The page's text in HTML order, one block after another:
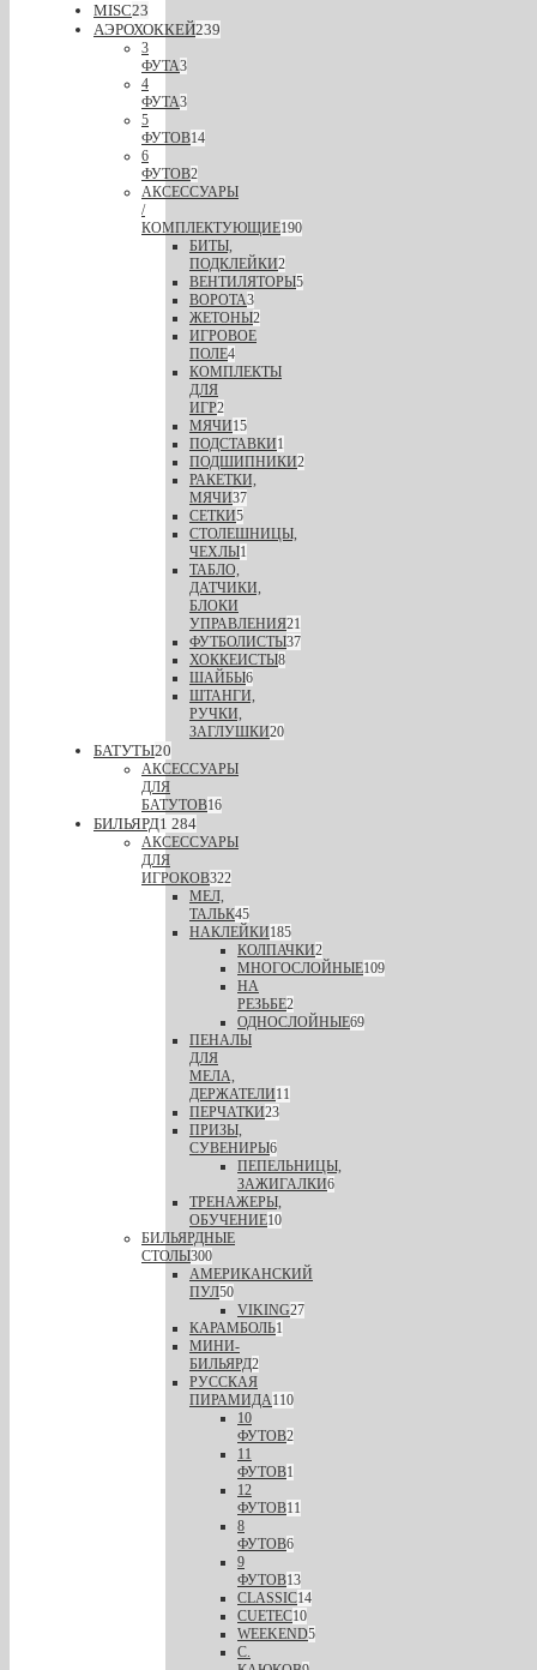
MISC23
АЭРОХОККЕЙ239
3
ФУТА3
4
ФУТА3
5
ФУТОВ14
6
ФУТОВ2
АКСЕССУАРЫ
/
КОМПЛЕКТУЮЩИЕ190
БИТЫ,
ПОДКЛЕЙКИ2
ВЕНТИЛЯТОРЫ5
ВОРОТА3
ЖЕТОНЫ2
ИГРОВОЕ
ПОЛЕ4
КОМПЛЕКТЫ
ДЛЯ
ИГР2
МЯЧИ15
ПОДСТАВКИ1
ПОДШИПНИКИ2
РАКЕТКИ,
МЯЧИ37
СЕТКИ5
СТОЛЕШНИЦЫ,
ЧЕХЛЫ1
ТАБЛО,
ДАТЧИКИ,
БЛОКИ
УПРАВЛЕНИЯ21
ФУТБОЛИСТЫ37
ХОККЕИСТЫ8
ШАЙБЫ6
ШТАНГИ,
РУЧКИ,
ЗАГЛУШКИ20
БАТУТЫ20
АКСЕССУАРЫ
ДЛЯ
БАТУТОВ16
БИЛЬЯРД1 284
АКСЕССУАРЫ
ДЛЯ
ИГРОКОВ322
МЕЛ,
ТАЛЬК45
НАКЛЕЙКИ185
КОЛПАЧКИ2
МНОГОСЛОЙНЫЕ109
НА
РЕЗЬБЕ2
ОДНОСЛОЙНЫЕ69
ПЕНАЛЫ
ДЛЯ
МЕЛА,
ДЕРЖАТЕЛИ11
ПЕРЧАТКИ23
ПРИЗЫ,
СУВЕНИРЫ6
ПЕПЕЛЬНИЦЫ,
ЗАЖИГАЛКИ6
ТРЕНАЖЕРЫ,
ОБУЧЕНИЕ10
БИЛЬЯРДНЫЕ
СТОЛЫ300
АМЕРИКАНСКИЙ
ПУЛ50
VIKING27
КАРАМБОЛЬ1
МИНИ-
БИЛЬЯРД2
РУССКАЯ
ПИРАМИДА110
10
ФУТОВ2
11
ФУТОВ1
12
ФУТОВ11
8
ФУТОВ6
9
ФУТОВ13
CLASSIC14
CUETEC10
WEEKEND5
С.